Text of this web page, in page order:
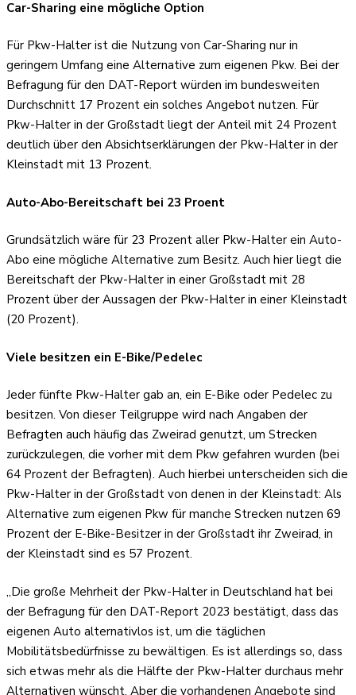
Car-Sharing eine mögliche Option
Für Pkw-Halter ist die Nutzung von Car-Sharing nur in
geringem Umfang eine Alternative zum eigenen Pkw. Bei der
Befragung für den DAT-Report würden im bundesweiten
Durchschnitt 17 Prozent ein solches Angebot nutzen. Für
Pkw-Halter in der Großstadt liegt der Anteil mit 24 Prozent
deutlich über den Absichtserklärungen der Pkw-Halter in der
Kleinstadt mit 13 Prozent.
Auto-Abo-Bereitschaft bei 23 Proent
Grundsätzlich wäre für 23 Prozent aller Pkw-Halter ein Auto-
Abo eine mögliche Alternative zum Besitz. Auch hier liegt die
Bereitschaft der Pkw-Halter in einer Großstadt mit 28
Prozent über der Aussagen der Pkw-Halter in einer Kleinstadt
(20 Prozent).
Viele besitzen ein E-Bike/Pedelec
Jeder fünfte Pkw-Halter gab an, ein E-Bike oder Pedelec zu
besitzen. Von dieser Teilgruppe wird nach Angaben der
Befragten auch häufig das Zweirad genutzt, um Strecken
zurückzulegen, die vorher mit dem Pkw gefahren wurden (bei
64 Prozent der Befragten). Auch hierbei unterscheiden sich die
Pkw-Halter in der Großstadt von denen in der Kleinstadt: Als
Alternative zum eigenen Pkw für manche Strecken nutzen 69
Prozent der E-Bike-Besitzer in der Großstadt ihr Zweirad, in
der Kleinstadt sind es 57 Prozent.
„Die große Mehrheit der Pkw-Halter in Deutschland hat bei
der Befragung für den DAT-Report 2023 bestätigt, dass das
eigenen Auto alternativlos ist, um die täglichen
Mobilitätsbedürfnisse zu bewältigen. Es ist allerdings so, dass
sich etwas mehr als die Hälfte der Pkw-Halter durchaus mehr
Alternativen wünscht. Aber die vorhandenen Angebote sind